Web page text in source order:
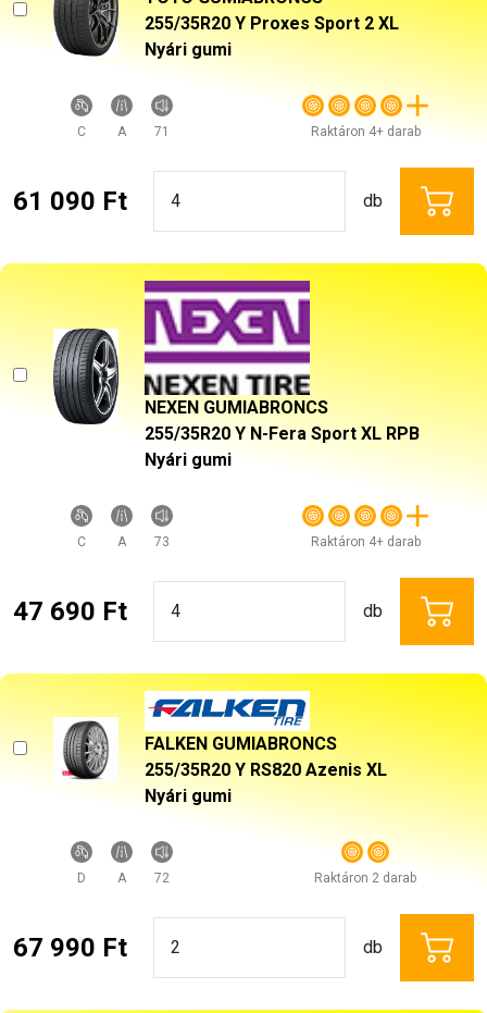
255/35R20 Y Proxes Sport 2 XL
Nyári gumi
C A 71 Raktáron 4+ darab
61 090 Ft db
NEXEN GUMIABRONCS
255/35R20 Y N-Fera Sport XL RPB
Nyári gumi
C A 73 Raktáron 4+ darab
47 690 Ft db
FALKEN GUMIABRONCS
255/35R20 Y RS820 Azenis XL
Nyári gumi
D A 72 Raktáron 2 darab
67 990 Ft db